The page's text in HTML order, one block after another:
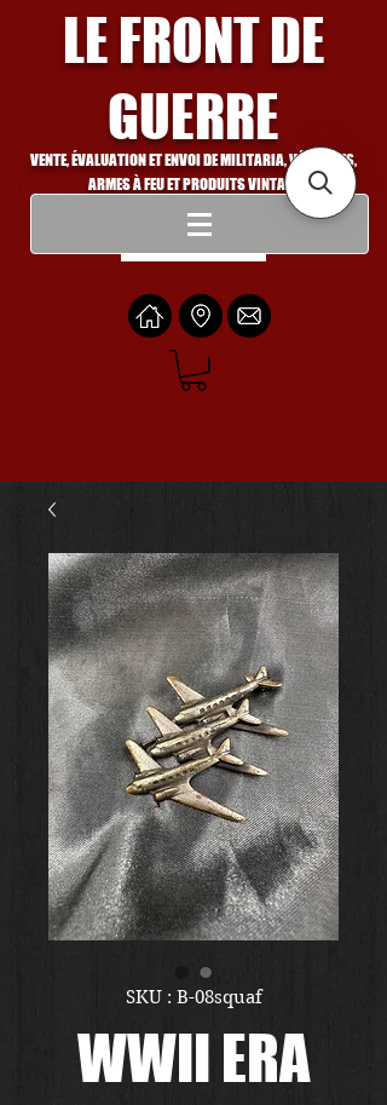
LE FRONT DE
GUERRE
VENTE, ÉVALUATION ET ENVOI DE MILITARIA, VÉHICULES,
ARMES À FEU ET PRODUITS VINTAGE
Se connecter
SKU : B-08squaf
WWII ERA